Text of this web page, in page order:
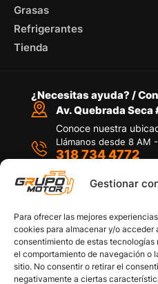
Gestionar
Para ofrecer las mejores
cookies para almacenar y/o acceder
consentimiento de estas
el comportamiento de navegación o
sitio. No consentir o retirar el
negativamente a ciertas
Grasas
Refrigerantes
Tienda
¿Necesitas ayuda? /
Av. Quebrada
Conoce nuestra
Llámanos desde 8 AM
318 734 4772
Por medio de WhatsApp
Políticas